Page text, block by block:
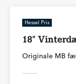
Hessel Pris
18"
Originale MB